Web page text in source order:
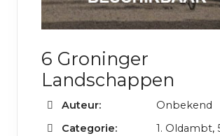
6 Groninger
Landschappen
Auteur:
Onbekend
Categorie:
1. Oldambt,